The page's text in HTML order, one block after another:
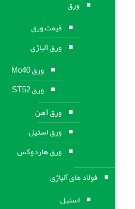
ورق
قیمت ورق
ورق آلیاژی
ورق Mo40
ورق ST52
ورق آهن
ورق استيل
ورق هاردوکس
فولاد های آلیاژی
استیل